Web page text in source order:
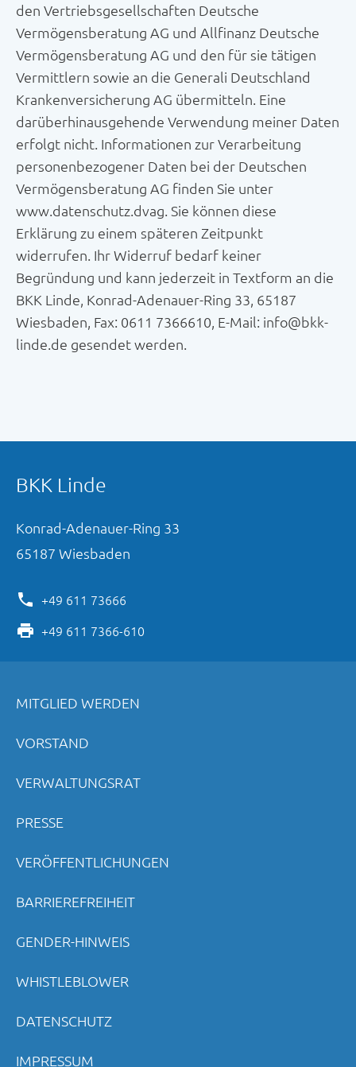
den Vertriebsgesellschaften Deutsche
Vermögensberatung AG und Allfinanz Deutsche
Vermögensberatung AG und den für sie tätigen
Vermittlern sowie an die Generali Deutschland
Krankenversicherung AG übermitteln. Eine
darüberhinausgehende Verwendung meiner Daten
erfolgt nicht. Informationen zur Verarbeitung
personenbezogener Daten bei der Deutschen
Vermögensberatung AG finden Sie unter
www.datenschutz.dvag. Sie können diese
Erklärung zu einem späteren Zeitpunkt
widerrufen. Ihr Widerruf bedarf keiner
Begründung und kann jederzeit in Textform an die
BKK Linde, Konrad-Adenauer-Ring 33, 65187
Wiesbaden, Fax: 0611 7366610, E-Mail: info@bkk-
linde.de gesendet werden.
BKK Linde
Konrad-Adenauer-Ring 33
65187 Wiesbaden
+49 611 73666
+49 611 7366-610
MITGLIED WERDEN
VORSTAND
VERWALTUNGSRAT
PRESSE
VERÖFFENTLICHUNGEN
BARRIEREFREIHEIT
GENDER-HINWEIS
WHISTLEBLOWER
DATENSCHUTZ
IMPRESSUM